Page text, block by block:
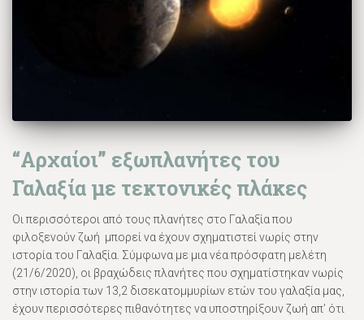
“Αρχαίοι” εξωπλανήτες του
Γαλαξία με τεκτονικές πλάκες
Οι περισσότεροι από τους πλανήτες στο Γαλαξία που
φιλοξενούν ζωή μπορεί να έχουν σχηματιστεί νωρίς στην
ιστορία του Γαλαξία. Σύμφωνα με μια νέα πρόσφατη μελέτη
(21/6/2020), οι βραχώδεις πλανήτες που σχηματίστηκαν νωρίς
στην ιστορία των 13,2 δισεκατομμυρίων ετών του γαλαξία μας,
έχουν περισσότερες πιθανότητες να υποστηρίξουν ζωή απ’ ότι